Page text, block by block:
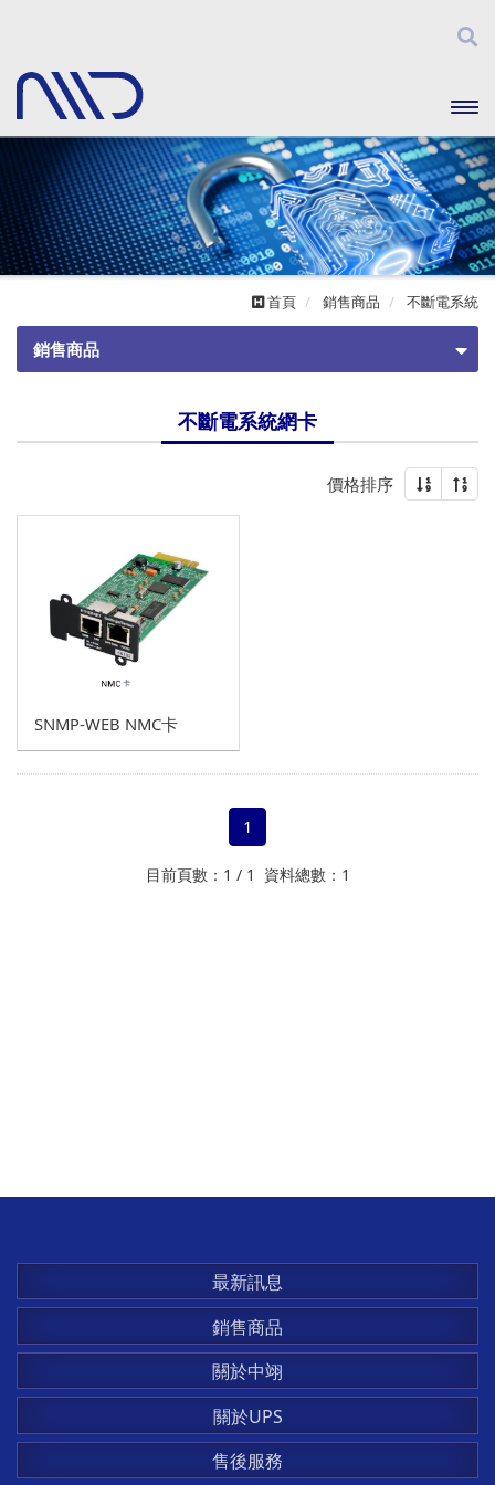
主選
單
首頁 銷售商品 不斷電系統
銷售商品
單相UPS
三相UPS
不斷電系統網卡
鉛酸蓄電池
CSB Battery
氧化鋰鐵電池模組
不斷電系統網卡
價格排序
SNMP-WEB NMC卡
1
目前頁數：1 / 1 資料總數：1
最新訊息
銷售商品
關於中翊
關於UPS
售後服務